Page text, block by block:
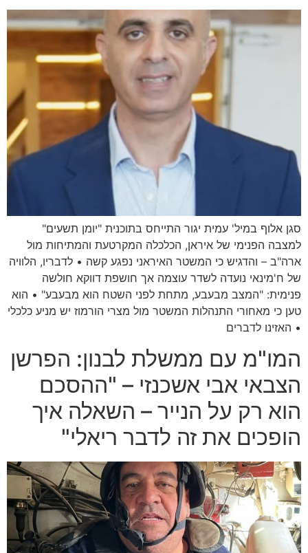
סגן אלוף במיל' עמית יגור התייחס בתוכנית "יומן תשעים"
למצבה הפנימי של איראן, הכלכלה המקרטעת והמתיחות מול
ארה"ב – והדגיש כי המשטר האיראני נפגע קשה • לדבריו, הלוויה
של ח'מינאי נועדה לשדר עוצמה אך חושפת דווקא חולשה
פנימית: "המצב מבעבע, מתחת לפני השטח הוא מבעבע" • הוא
טען כי מאחורי התנהלות המשטר מול מצרי הורמוז יש מניע כלכלי
• האזינו לדברים
המו"מ עם ממשלת לבנון: הפרשן
הצבאי אבי אשכנזי – "ההסכם
הוא רק על הנייר – השאלה איך
הופכים את זה לדבר ריאלי"